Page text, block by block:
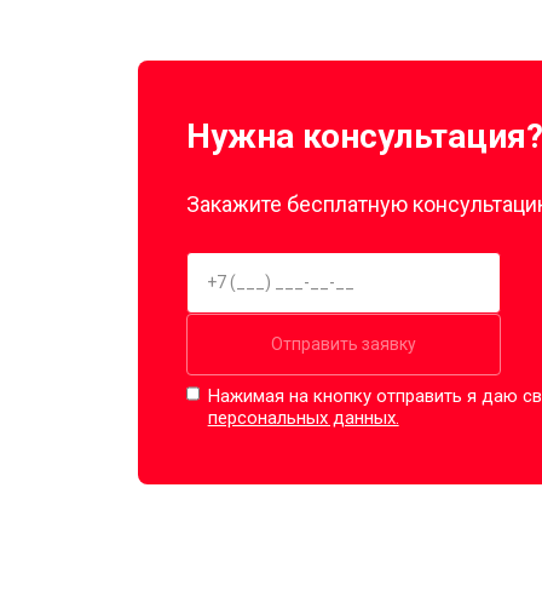
Нужна консультация?
Закажите бесплатную
Отправить заявку
Нажимая на кнопку отправить я даю
персональных данных.